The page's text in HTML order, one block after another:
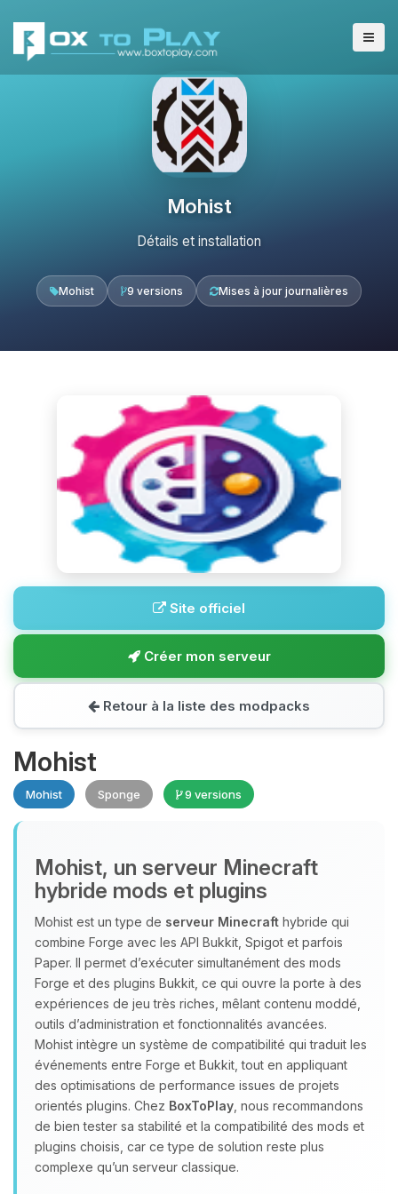
Mohist
Détails et installation
Mohist 9 versions Mises à jour journalières
Site officiel
Créer mon serveur
Retour à la liste des modpacks
Mohist
Mohist Sponge 9 versions
Mohist, un serveur Minecraft
hybride mods et plugins
Mohist est un type de serveur Minecraft hybride qui
combine Forge avec les API Bukkit, Spigot et parfois
Paper. Il permet d’exécuter simultanément des mods
Forge et des plugins Bukkit, ce qui ouvre la porte à des
expériences de jeu très riches, mêlant contenu moddé,
outils d’administration et fonctionnalités avancées.
Mohist intègre un système de compatibilité qui traduit les
événements entre Forge et Bukkit, tout en appliquant
des optimisations de performance issues de projets
orientés plugins. Chez BoxToPlay , nous recommandons
de bien tester sa stabilité et la compatibilité des mods et
plugins choisis, car ce type de solution reste plus
complexe qu’un serveur classique.
Youpi, enfin quelqu’un pour me
parler ! Moi c’est Choupy, ton petit
assistant BoxToPlay. Dis-moi ce dont
tu as besoin et je vais remuer mes
petits circuits pour t’aider.
08/08/2026 à 22:16